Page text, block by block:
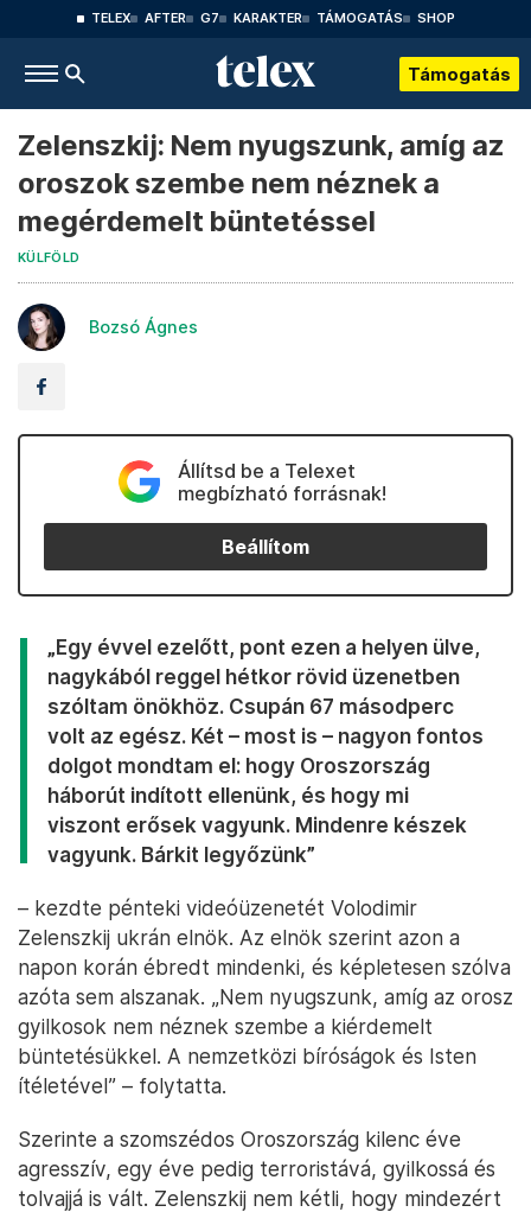
TELEX AFTER G7 KARAKTER TÁMOGATÁS SHOP
Támogatás
Zelenszkij: Nem nyugszunk, amíg az
oroszok szembe nem néznek a
megérdemelt büntetéssel
KÜLFÖLD
Bozsó Ágnes
Állítsd be a Telexet
megbízható forrásnak!
Beállítom
„Egy évvel ezelőtt, pont ezen a helyen ülve,
nagykából reggel hétkor rövid üzenetben
szóltam önökhöz. Csupán 67 másodperc
volt az egész. Két – most is – nagyon fontos
dolgot mondtam el: hogy Oroszország
háborút indított ellenünk, és hogy mi
viszont erősek vagyunk. Mindenre készek
vagyunk. Bárkit legyőzünk”
– kezdte pénteki videóüzenetét Volodimir
Zelenszkij ukrán elnök. Az elnök szerint azon a
napon korán ébredt mindenki, és képletesen szólva
azóta sem alszanak. „Nem nyugszunk, amíg az orosz
gyilkosok nem néznek szembe a kiérdemelt
büntetésükkel. A nemzetközi bíróságok és Isten
ítéletével” – folytatta.
Szerinte a szomszédos Oroszország kilenc éve
agresszív, egy éve pedig terroristává, gyilkossá és
tolvajjá is vált. Zelenszkij nem kétli, hogy mindezért